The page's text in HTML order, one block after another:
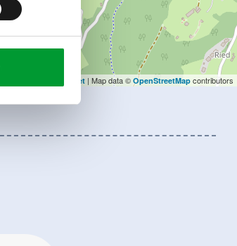
Leaflet | Map data © OpenStreetMap contributors